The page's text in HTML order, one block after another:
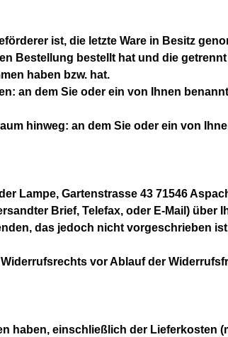
ist, die letzte Ware in Besitz
Bestellung bestellt hat und die
haben bzw. hat.
an dem Sie oder ein von Ihnen
hinweg: an dem Sie oder ein von
Lampe, Gartenstrasse 43 71546
Brief, Telefax, oder E-Mail) über
das jedoch nicht vorgeschrieben
vor Ablauf der
haben, einschließlich der Lieferkosten